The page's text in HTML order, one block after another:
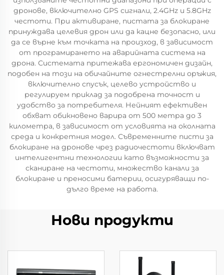
дронове, включително GPS сигнали, 2.4GHz и 5.8GHz
честоти. При активиране, пистата за блокиране
принуждава целевия дрон или да кацне безопасно, или
да се върне към точката на произход, в зависимост
от програмирането на аварийната система на
дрона. Системата притежава ергономичен дизайн,
подобен на този на обичайните огнестрелни оръжия,
включително спусък, целево устройство и
регулируем приклад за подобрена точност и
удобство за потребителя. Нейният ефективен
обхват обикновено варира от 500 метра до 3
километра, в зависимост от условията на околната
среда и конкретния модел. Съвременните писти за
блокиране на дронове чрез радиочестоти включват
интелигентни технологии като възможности за
сканиране на честоти, множество канали за
блокиране и преносими батерии, осигуряващи по-
дълго време на работа.
Нови продукти